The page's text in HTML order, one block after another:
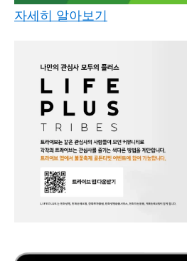
자세히 알아보기